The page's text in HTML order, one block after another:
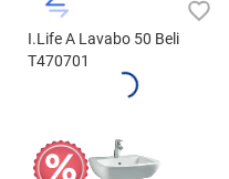
I.Life A Lavabo 50 Beli
T470701